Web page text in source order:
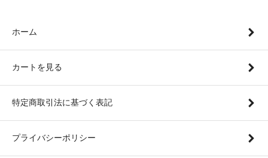
ホーム
カートを見る
特定商取引法に基づく表記
プライバシーポリシー